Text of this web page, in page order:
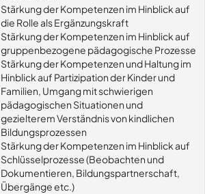
Stärkung der Kompetenzen im Hinblick auf
die Rolle als Ergänzungskraft
Stärkung der Kompetenzen im Hinblick auf
gruppenbezogene pädagogische Prozesse
Stärkung der Kompetenzen und Haltung im
Hinblick auf Partizipation der Kinder und
Familien, Umgang mit schwierigen
pädagogischen Situationen und
gezielterem Verständnis von kindlichen
Bildungsprozessen
Stärkung der Kompetenzen im Hinblick auf
Schlüsselprozesse (Beobachten und
Dokumentieren, Bildungspartnerschaft,
Übergänge etc.)